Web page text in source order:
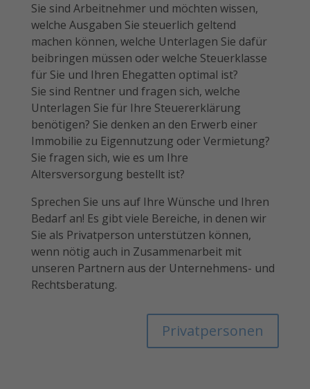
Sie sind Arbeitnehmer und möchten wissen,
welche Ausgaben Sie steuerlich geltend
machen können, welche Unterlagen Sie dafür
beibringen müssen oder welche Steuerklasse
für Sie und Ihren Ehegatten optimal ist?
Sie sind Rentner und fragen sich, welche
Unterlagen Sie für Ihre Steuererklärung
benötigen? Sie denken an den Erwerb einer
Immobilie zu Eigennutzung oder Vermietung?
Sie fragen sich, wie es um Ihre
Altersversorgung bestellt ist?
Sprechen Sie uns auf Ihre Wünsche und Ihren
Bedarf an! Es gibt viele Bereiche, in denen wir
Sie als Privatperson unterstützen können,
wenn nötig auch in Zusammenarbeit mit
unseren Partnern aus der Unternehmens- und
Rechtsberatung.
Privatpersonen